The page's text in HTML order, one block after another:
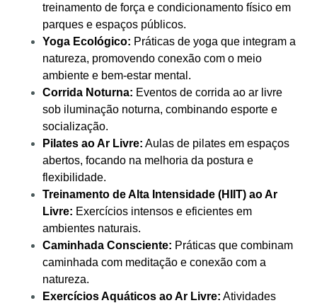
treinamento de força e condicionamento físico em
parques e espaços públicos.
Yoga Ecológico: Práticas de yoga que integram a
natureza, promovendo conexão com o meio
ambiente e bem-estar mental.
Corrida Noturna: Eventos de corrida ao ar livre
sob iluminação noturna, combinando esporte e
socialização.
Pilates ao Ar Livre: Aulas de pilates em espaços
abertos, focando na melhoria da postura e
flexibilidade.
Treinamento de Alta Intensidade (HIIT) ao Ar
Livre: Exercícios intensos e eficientes em
ambientes naturais.
Caminhada Consciente: Práticas que combinam
caminhada com meditação e conexão com a
natureza.
Exercícios Aquáticos ao Ar Livre: Atividades